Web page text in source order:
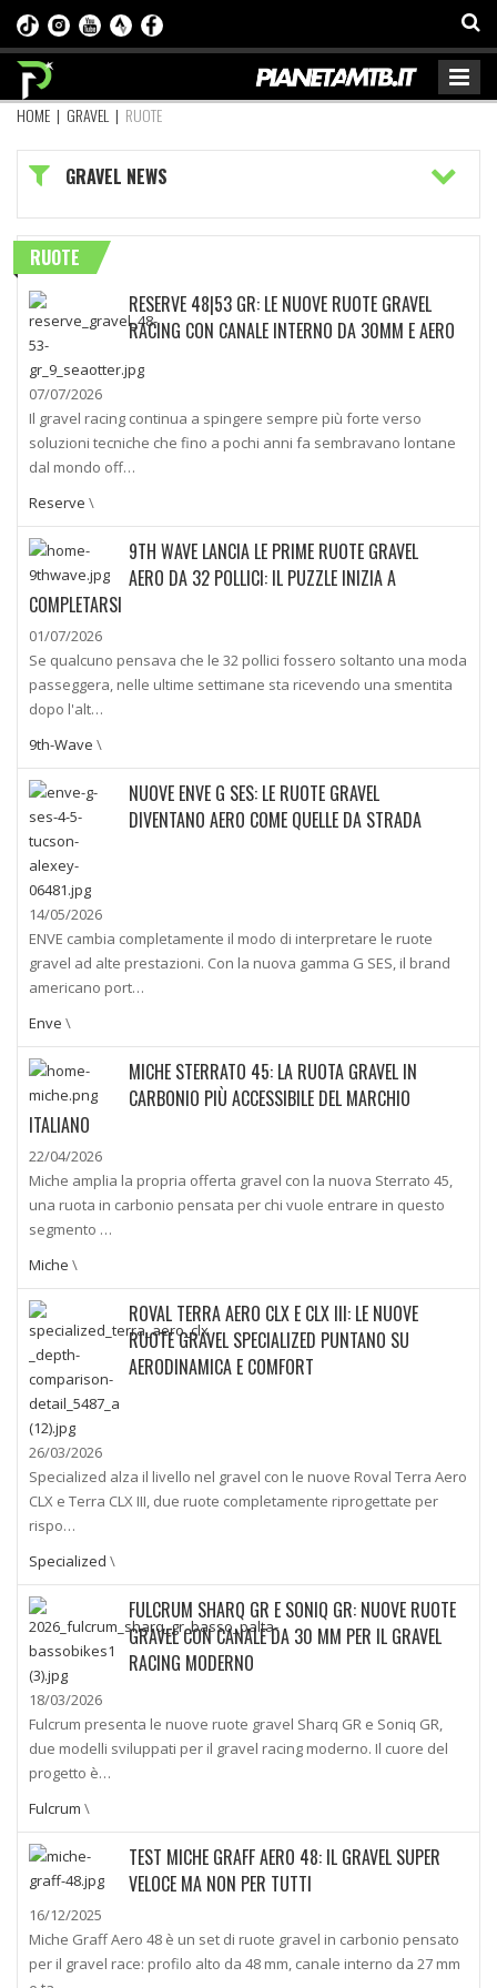
HOME | GRAVEL | RUOTE
GRAVEL NEWS
RUOTE
RESERVE 48|53 GR: LE NUOVE RUOTE GRAVEL
RACING CON CANALE INTERNO DA 30MM E AERO
07/07/2026
Il gravel racing continua a spingere sempre più forte verso
soluzioni tecniche che fino a pochi anni fa sembravano lontane
dal mondo off…
Reserve \
9TH WAVE LANCIA LE PRIME RUOTE GRAVEL
AERO DA 32 POLLICI: IL PUZZLE INIZIA A
COMPLETARSI
01/07/2026
Se qualcuno pensava che le 32 pollici fossero soltanto una moda
passeggera, nelle ultime settimane sta ricevendo una smentita
dopo l'alt…
9th-Wave \
NUOVE ENVE G SES: LE RUOTE GRAVEL
DIVENTANO AERO COME QUELLE DA STRADA
14/05/2026
ENVE cambia completamente il modo di interpretare le ruote
gravel ad alte prestazioni. Con la nuova gamma G SES, il brand
americano port…
Enve \
MICHE STERRATO 45: LA RUOTA GRAVEL IN
CARBONIO PIÙ ACCESSIBILE DEL MARCHIO
ITALIANO
22/04/2026
Miche amplia la propria offerta gravel con la nuova Sterrato 45,
una ruota in carbonio pensata per chi vuole entrare in questo
segmento …
Miche \
ROVAL TERRA AERO CLX E CLX III: LE NUOVE
RUOTE GRAVEL SPECIALIZED PUNTANO SU
AERODINAMICA E COMFORT
26/03/2026
Specialized alza il livello nel gravel con le nuove Roval Terra Aero
CLX e Terra CLX III, due ruote completamente riprogettate per
rispo…
Specialized \
FULCRUM SHARQ GR E SONIQ GR: NUOVE RUOTE
GRAVEL CON CANALE DA 30 MM PER IL GRAVEL
RACING MODERNO
18/03/2026
Fulcrum presenta le nuove ruote gravel Sharq GR e Soniq GR,
due modelli sviluppati per il gravel racing moderno. Il cuore del
progetto è…
Fulcrum \
TEST MICHE GRAFF AERO 48: IL GRAVEL SUPER
VELOCE MA NON PER TUTTI
16/12/2025
Miche Graff Aero 48 è un set di ruote gravel in carbonio pensato
per il gravel race: profilo alto da 48 mm, canale interno da 27 mm